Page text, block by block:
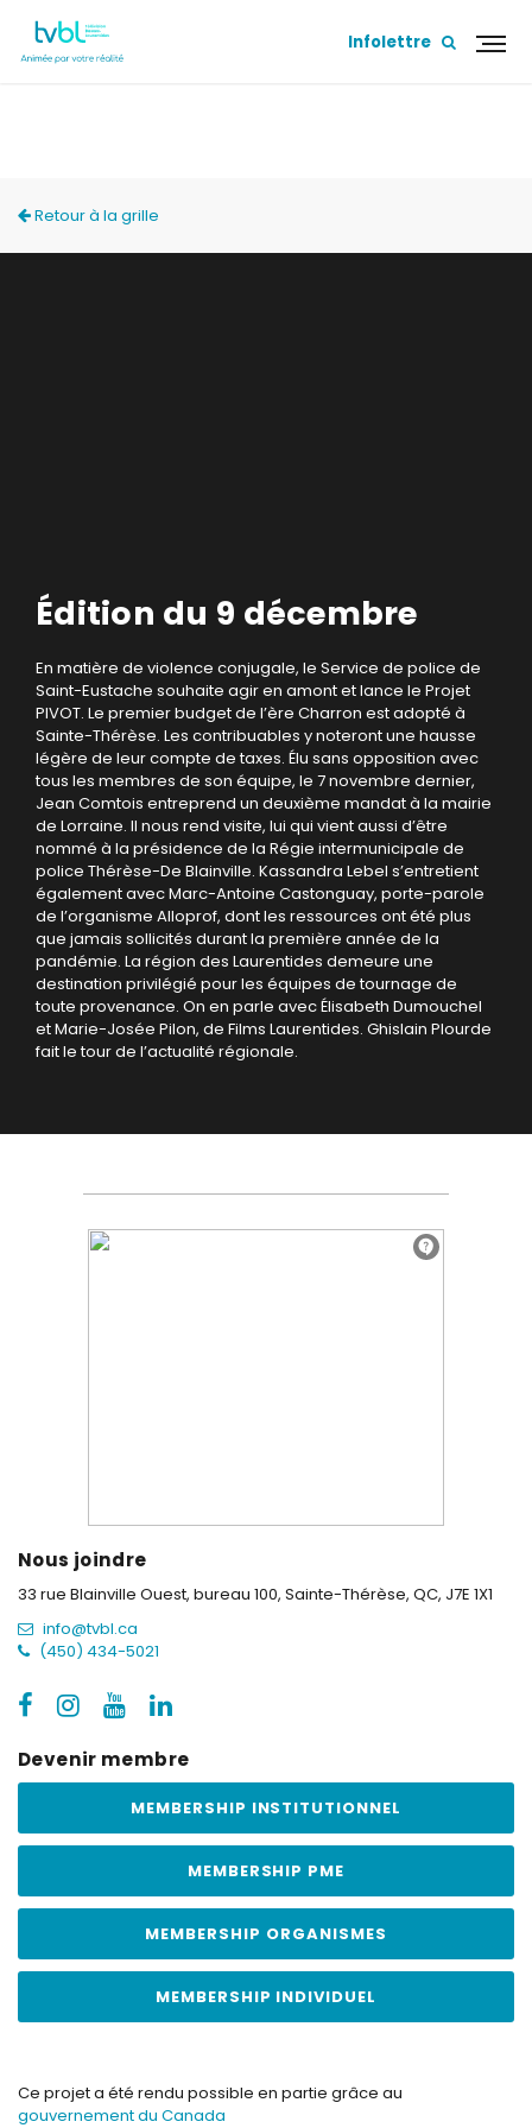
Infolettre
Retour à la grille
Édition du 9 décembre
En matière de violence conjugale, le Service de police de
Saint-Eustache souhaite agir en amont et lance le Projet
PIVOT. Le premier budget de l’ère Charron est adopté à
Sainte-Thérèse. Les contribuables y noteront une hausse
légère de leur compte de taxes. Élu sans opposition avec
tous les membres de son équipe, le 7 novembre dernier,
Jean Comtois entreprend un deuxième mandat à la mairie
de Lorraine. Il nous rend visite, lui qui vient aussi d’être
nommé à la présidence de la Régie intermunicipale de
police Thérèse-De Blainville. Kassandra Lebel s’entretient
également avec Marc-Antoine Castonguay, porte-parole
de l’organisme Alloprof, dont les ressources ont été plus
que jamais sollicités durant la première année de la
pandémie. La région des Laurentides demeure une
destination privilégié pour les équipes de tournage de
toute provenance. On en parle avec Élisabeth Dumouchel
et Marie-Josée Pilon, de Films Laurentides. Ghislain Plourde
fait le tour de l’actualité régionale.
Nous joindre
33 rue Blainville Ouest, bureau 100, Sainte-Thérèse, QC, J7E 1X1
info@tvbl.ca
(450) 434-5021
Devenir membre
MEMBERSHIP INSTITUTIONNEL
MEMBERSHIP PME
MEMBERSHIP ORGANISMES
MEMBERSHIP INDIVIDUEL
Ce projet a été rendu possible en partie grâce au
gouvernement du Canada